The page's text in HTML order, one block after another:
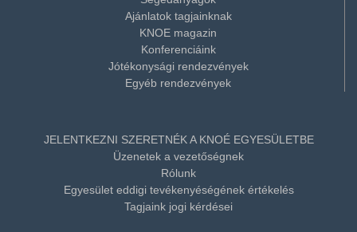
Ajánlatok tagjainknak
KNOE magazin
Konferenciáink
Jótékonysági rendezvények
Egyéb rendezvények
JELENTKEZNI SZERETNÉK A KNOÉ EGYESÜLETBE
Üzenetek a vezetőségnek
Rólunk
Egyesület eddigi tevékenyéségének értékelés
Tagjaink jogi kérdései